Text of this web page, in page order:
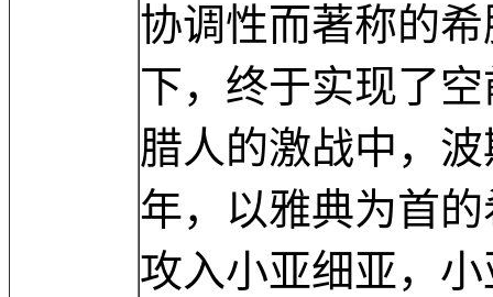
协调性而著称的
下，终于实现了
腊人的激战中，
年，以雅典为首
攻入小亚细亚，